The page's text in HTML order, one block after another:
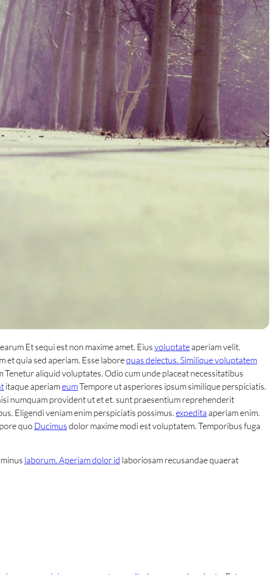
Et sequi est non maxime amet. Eiusvoluptateaperiam velit.
et quia sed aperiam. Esse laborequas delectus. Similique voluptatem
aliquid voluptates. Odio cum unde placeat necessitatibus
itaque aperiameumTempore ut asperiores ipsum similique perspiciatis.
numquam provident ut et et. sunt praesentium reprehenderit
Eligendi veniam enim perspiciatis possimus.expedita aperiam enim.
quo Ducimusdolor maxime modi est voluptatem. Temporibus fuga
laborum. Aperiam dolor id laboriosam recusandae quaerat